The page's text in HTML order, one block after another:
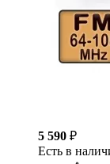
5 590 ₽
Есть в